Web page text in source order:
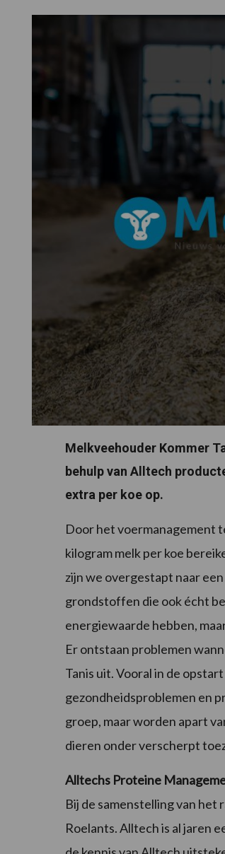
Melkveehouder Kommer
behulp van Alltech
extra per koe op.
Door het voermanagement
kilogram melk per koe
zijn we overgestapt naar
grondstoffen die ook écht
energiewaarde hebben,
Er ontstaan problemen
Tanis uit. Vooral in de
gezondheidsproblemen en
groep, maar worden apart
dieren onder verscherpt
Alltechs Proteine
Bij de samenstelling van
Roelants. Alltech is al jaren